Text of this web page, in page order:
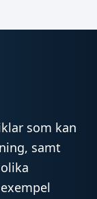
som kan
samt